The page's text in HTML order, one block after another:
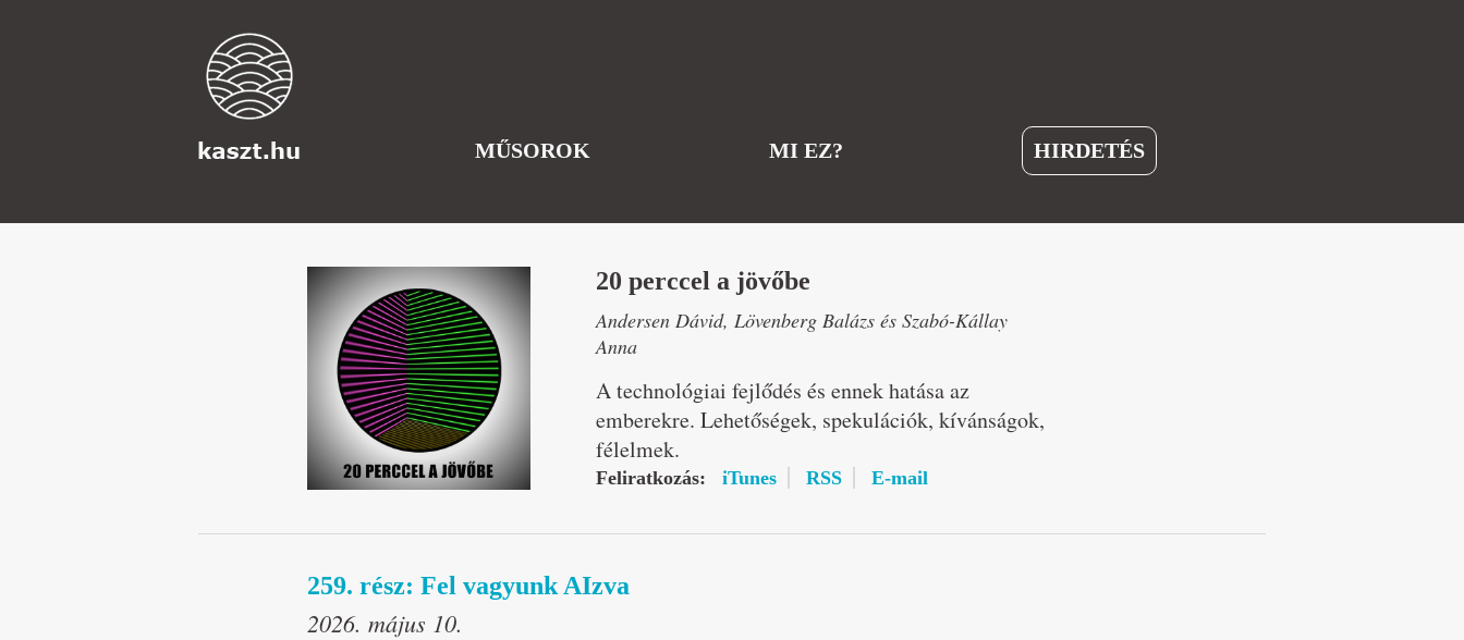
MŰSOROK MI EZ? HIRDETÉS
20 perccel a jövőbe
Andersen Dávid, Lövenberg Balázs és Szabó-Kállay
Anna
A technológiai fejlődés és ennek hatása az
emberekre. Lehetőségek, spekulációk, kívánságok,
félelmek.
Feliratkozás: iTunes RSS E-mail
259. rész: Fel vagyunk AIzva
2026. május 10.